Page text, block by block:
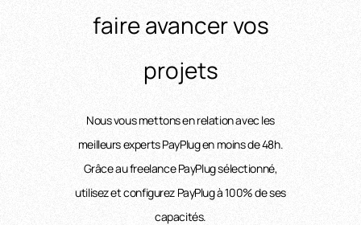
faire avancer vos
projets
Nous vous mettons en relation avec les
meilleurs experts PayPlug en moins de 48h.
Grâce au freelance PayPlug sélectionné,
utilisez et configurez PayPlug à 100% de ses
capacités.